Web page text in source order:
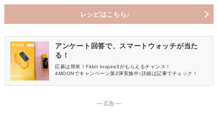
レシピはこちら♪
アンケート回答で、スマートウォッチが当た
る！
応募は簡単！Fitbit Inspire3がもらえるチャンス！
4MOONでキャンペーン第2弾実施中♪詳細は記事でチェック！
― 広告 ―